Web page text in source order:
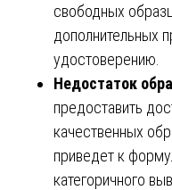
свободных
дополнительных
удостоверению.
Недостаток
предоставить
качественных
приведет к
категоричного